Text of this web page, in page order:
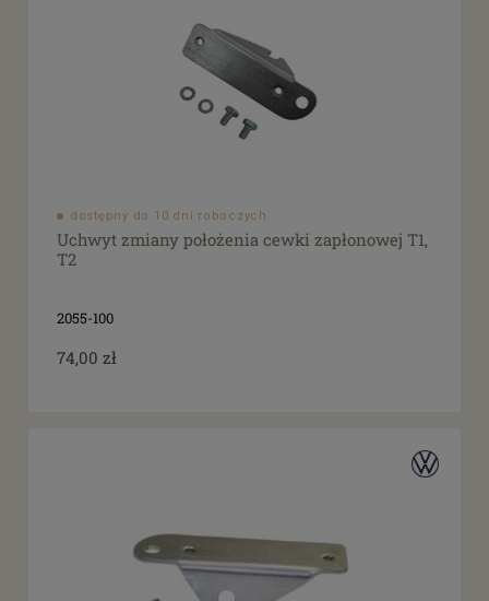
dostępny do 10 dni roboczych
Uchwyt zmiany położenia cewki zapłonowej T1,
T2
2055-100
74,00 zł